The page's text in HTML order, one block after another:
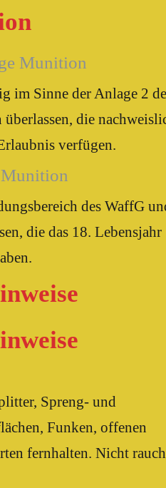
Munition
im Sinne der Anlage 2
die
verfügen.
des WaffG
die das 18. Lebensjahr
Spreng- und
Funken, offenen
fernhalten. Nicht